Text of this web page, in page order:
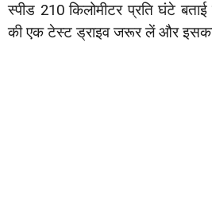
स्पीड 210 किलोमीटर प्रति घंटे
की एक टेस्ट ड्राइव जरूर लें और